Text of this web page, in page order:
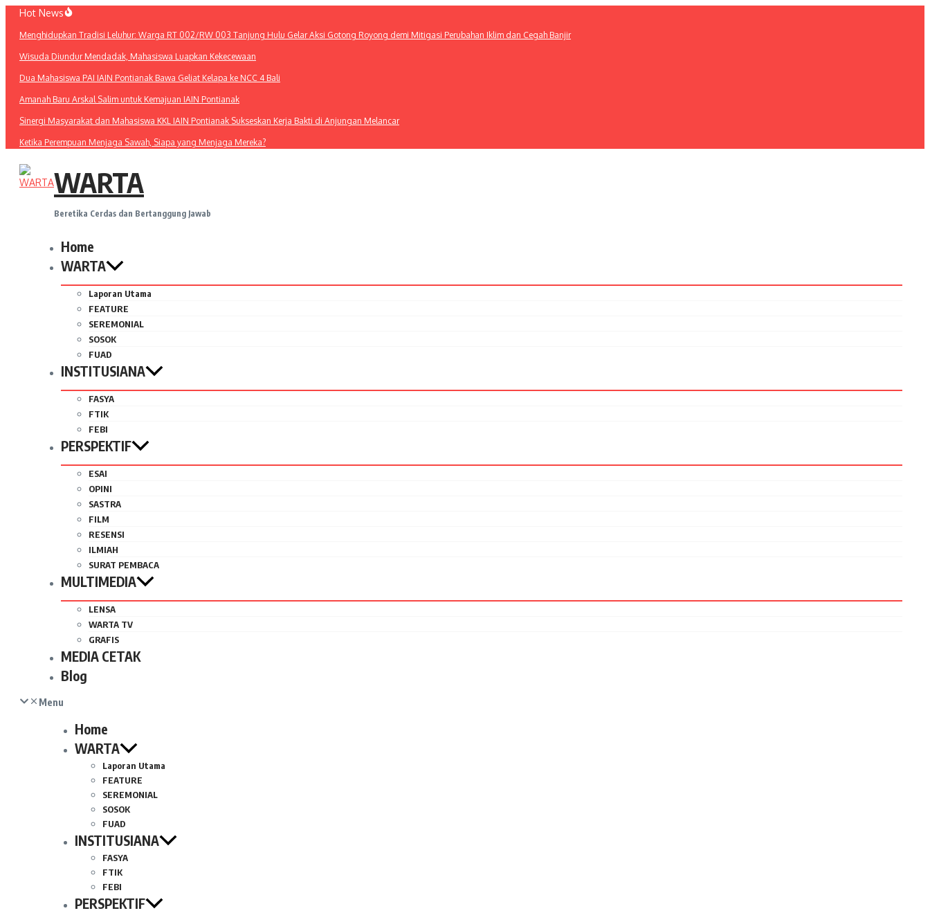
Lewati
konten
Hot News
Menghidupkan Tradisi Leluhur: Warga RT 002/RW 003 Tanjung Hulu Gelar Aksi Gotong Royong demi Mitigasi Perubahan Iklim dan Cegah Banjir
Wisuda Diundur Mendadak, Mahasiswa Luapkan Kekecewaan
Dua Mahasiswa PAI IAIN Pontianak Bawa Geliat Kelapa ke NCC 4 Bali
Amanah Baru Arskal Salim untuk Kemajuan IAIN Pontianak
Sinergi Masyarakat dan Mahasiswa KKL IAIN Pontianak Sukseskan Kerja Bakti di Anjungan Melancar
Ketika Perempuan Menjaga Sawah, Siapa yang Menjaga Mereka?
WARTA
Beretika Cerdas dan Bertanggung Jawab
Home
WARTA
Laporan Utama
FEATURE
SEREMONIAL
SOSOK
FUAD
INSTITUSIANA
FASYA
FTIK
FEBI
PERSPEKTIF
ESAI
OPINI
SASTRA
FILM
RESENSI
ILMIAH
SURAT PEMBACA
MULTIMEDIA
LENSA
WARTA TV
GRAFIS
MEDIA CETAK
Blog
Menu
Home
WARTA
Laporan Utama
FEATURE
SEREMONIAL
SOSOK
FUAD
INSTITUSIANA
FASYA
FTIK
FEBI
PERSPEKTIF